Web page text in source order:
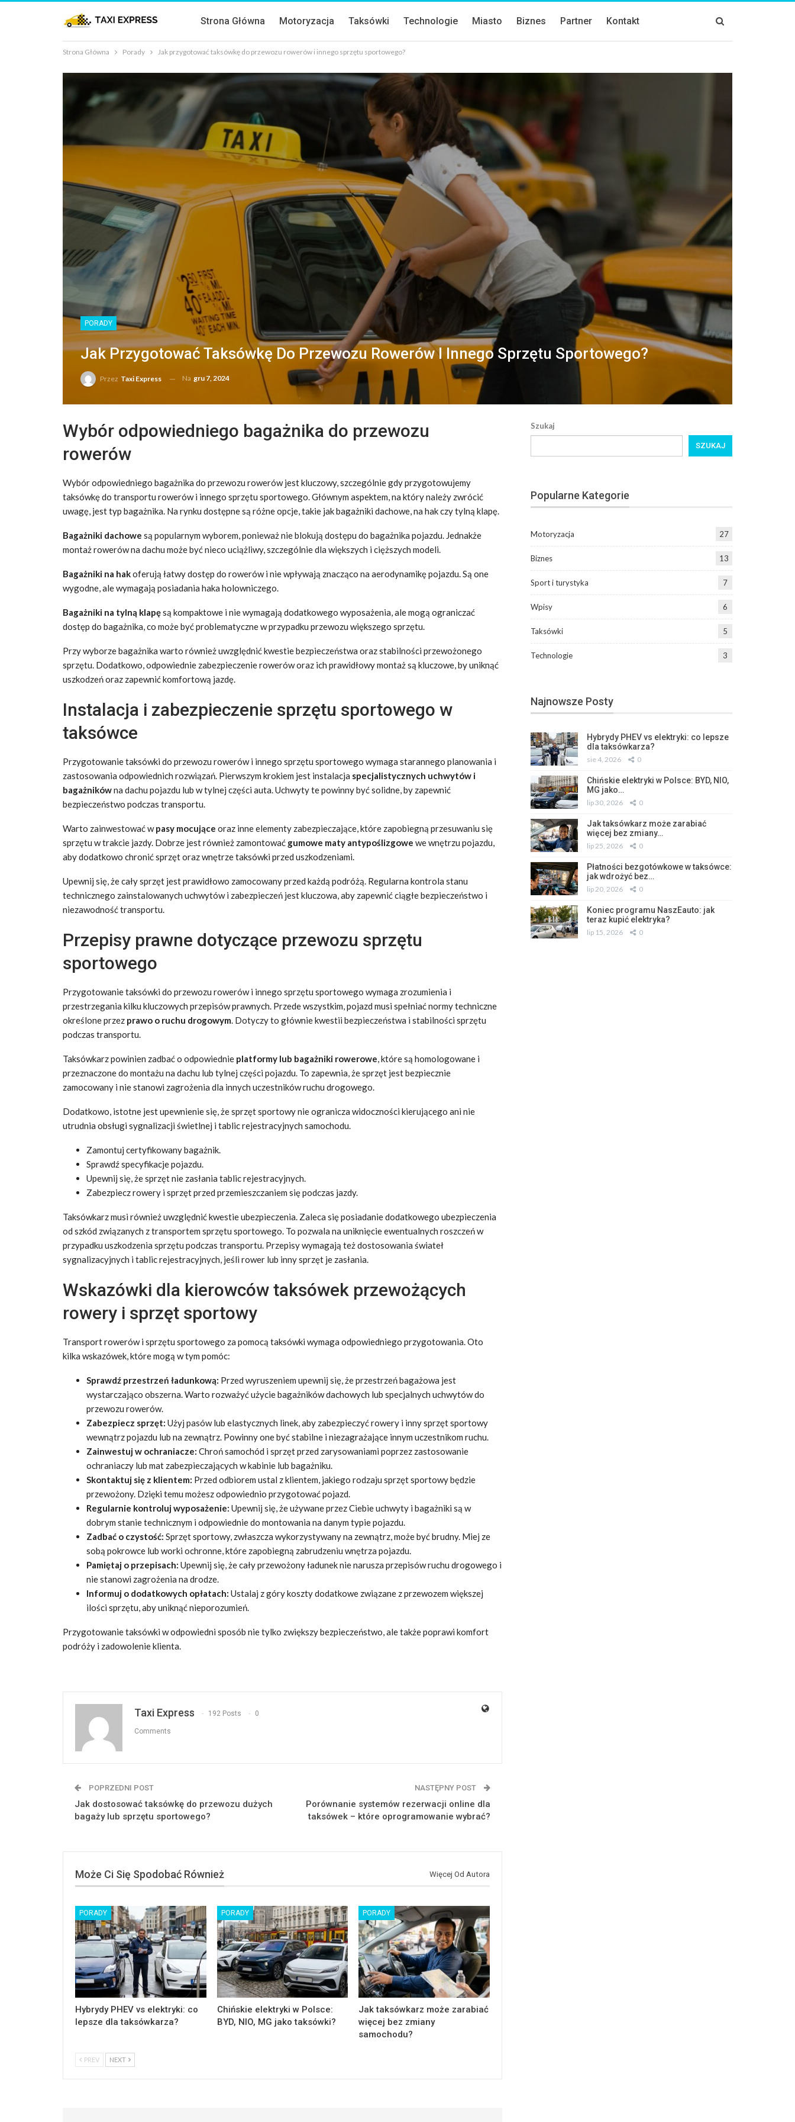
Strona Główna Motoryzacja Taksówki Technologie Miasto Biznes Partner Kontakt
Strona Główna Porady Jak przygotować taksówkę do przewozu rowerów i innego sprzętu sportowego?
PORADY
Jak Przygotować Taksówkę Do Przewozu Rowerów I Innego Sprzętu Sportowego?
Przez Taxi Express Na gru 7, 2024
Wybór odpowiedniego bagażnika do przewozu
rowerów
Wybór odpowiedniego bagażnika do przewozu rowerów jest kluczowy, szczególnie gdy przygotowujemy
taksówkę do transportu rowerów i innego sprzętu sportowego. Głównym aspektem, na który należy zwrócić
uwagę, jest typ bagażnika. Na rynku dostępne są różne opcje, takie jak bagażniki dachowe, na hak czy tylną klapę.
Bagażniki dachowe są popularnym wyborem, ponieważ nie blokują dostępu do bagażnika pojazdu. Jednakże
montaż rowerów na dachu może być nieco uciążliwy, szczególnie dla większych i cięższych modeli.
Bagażniki na hakoferują łatwy dostęp do rowerów i nie wpływają znacząco na aerodynamikę pojazdu. Są one
wygodne, ale wymagają posiadania haka holowniczego.
Bagażniki na tylną klapęsą kompaktowe i nie wymagają dodatkowego wyposażenia, ale mogą ograniczać
dostęp do bagażnika, co może być problematyczne w przypadku przewozu większego sprzętu.
Przy wyborze bagażnika warto również uwzględnić kwestie bezpieczeństwa oraz stabilności przewożonego
sprzętu. Dodatkowo, odpowiednie zabezpieczenie rowerów oraz ich prawidłowy montaż są kluczowe, by uniknąć
uszkodzeń oraz zapewnić komfortową jazdę.
Instalacja i zabezpieczenie sprzętu sportowego w
taksówce
Przygotowanie taksówki do przewozu rowerów i innego sprzętu sportowego wymaga starannego planowania i
zastosowania odpowiednich rozwiązań. Pierwszym krokiem jest instalacja specjalistycznych uchwytów i
bagażnikówna dachu pojazdu lub w tylnej części auta. Uchwyty te powinny być solidne, by zapewnić
bezpieczeństwo podczas transportu.
Warto zainwestować wpasy mocujące oraz inne elementy zabezpieczające, które zapobiegną przesuwaniu się
sprzętu w trakcie jazdy. Dobrze jest również zamontować gumowe maty antypoślizgowe we wnętrzu pojazdu,
aby dodatkowo chronić sprzęt oraz wnętrze taksówki przed uszkodzeniami.
Upewnij się, że cały sprzęt jest prawidłowo zamocowany przed każdą podróżą. Regularna kontrola stanu
technicznego zainstalowanych uchwytów i zabezpieczeń jest kluczowa, aby zapewnić ciągłe bezpieczeństwo i
niezawodność transportu.
Przepisy prawne dotyczące przewozu sprzętu
sportowego
Przygotowanie taksówki do przewozu rowerów i innego sprzętu sportowego wymaga zrozumienia i
przestrzegania kilku kluczowych przepisów prawnych. Przede wszystkim, pojazd musi spełniać normy techniczne
określone przez prawo o ruchu drogowym. Dotyczy to głównie kwestii bezpieczeństwa i stabilności sprzętu
podczas transportu.
Taksówkarz powinien zadbać o odpowiednie platformy lub bagażniki rowerowe, które są homologowane i
przeznaczone do montażu na dachu lub tylnej części pojazdu. To zapewnia, że sprzęt jest bezpiecznie
zamocowany i nie stanowi zagrożenia dla innych uczestników ruchu drogowego.
Dodatkowo, istotne jest upewnienie się, że sprzęt sportowy nie ogranicza widoczności kierującego ani nie
utrudnia obsługi sygnalizacji świetlnej i tablic rejestracyjnych samochodu.
Zamontuj certyfikowany bagażnik.
Sprawdź specyfikacje pojazdu.
Upewnij się, że sprzęt nie zasłania tablic rejestracyjnych.
Zabezpiecz rowery i sprzęt przed przemieszczaniem się podczas jazdy.
Taksówkarz musi również uwzględnić kwestie ubezpieczenia. Zaleca się posiadanie dodatkowego ubezpieczenia
od szkód związanych z transportem sprzętu sportowego. To pozwala na uniknięcie ewentualnych roszczeń w
przypadku uszkodzenia sprzętu podczas transportu. Przepisy wymagają też dostosowania świateł
sygnalizacyjnych i tablic rejestracyjnych, jeśli rower lub inny sprzęt je zasłania.
Wskazówki dla kierowców taksówek przewożących
rowery i sprzęt sportowy
Transport rowerów i sprzętu sportowego za pomocą taksówki wymaga odpowiedniego przygotowania. Oto
kilka wskazówek, które mogą w tym pomóc:
Sprawdź przestrzeń ładunkową: Przed wyruszeniem upewnij się, że przestrzeń bagażowa jest
wystarczająco obszerna. Warto rozważyć użycie bagażników dachowych lub specjalnych uchwytów do
przewozu rowerów.
Zabezpiecz sprzęt: Użyj pasów lub elastycznych linek, aby zabezpieczyć rowery i inny sprzęt sportowy
wewnątrz pojazdu lub na zewnątrz. Powinny one być stabilne i niezagrażające innym uczestnikom ruchu.
Zainwestuj w ochraniacze: Chroń samochód i sprzęt przed zarysowaniami poprzez zastosowanie
ochraniaczy lub mat zabezpieczających w kabinie lub bagażniku.
Skontaktuj się z klientem: Przed odbiorem ustal z klientem, jakiego rodzaju sprzęt sportowy będzie
przewożony. Dzięki temu możesz odpowiednio przygotować pojazd.
Regularnie kontroluj wyposażenie: Upewnij się, że używane przez Ciebie uchwyty i bagażniki są w
dobrym stanie technicznym i odpowiednie do montowania na danym typie pojazdu.
Zadbać o czystość: Sprzęt sportowy, zwłaszcza wykorzystywany na zewnątrz, może być brudny. Miej ze
sobą pokrowce lub worki ochronne, które zapobiegną zabrudzeniu wnętrza pojazdu.
Pamiętaj o przepisach: Upewnij się, że cały przewożony ładunek nie narusza przepisów ruchu drogowego i
nie stanowi zagrożenia na drodze.
Informuj o dodatkowych opłatach: Ustalaj z góry koszty dodatkowe związane z przewozem większej
ilości sprzętu, aby uniknąć nieporozumień.
Przygotowanie taksówki w odpowiedni sposób nie tylko zwiększy bezpieczeństwo, ale także poprawi komfort
podróży i zadowolenie klienta.
Taxi Express 192 Posts 0
Comments
POPRZEDNI POST
Jak dostosować taksówkę do przewozu dużych
bagaży lub sprzętu sportowego?
NASTĘPNY POST
Porównanie systemów rezerwacji online dla
taksówek – które oprogramowanie wybrać?
Może Ci Się Spodobać Również Więcej Od Autora
PORADY
Hybrydy PHEV vs elektryki: co
lepsze dla taksówkarza?
PORADY
Chińskie elektryki w Polsce:
BYD, NIO, MG jako taksówki?
PORADY
Jak taksówkarz może zarabiać
więcej bez zmiany
samochodu?
PREV NEXT
Szukaj
SZUKAJ
Popularne Kategorie
Motoryzacja 27
Biznes 13
Sport i turystyka 7
Wpisy 6
Taksówki 5
Technologie 3
Najnowsze Posty
Hybrydy PHEV vs elektryki: co lepsze
dla taksówkarza?
sie 4, 2026 0
Chińskie elektryki w Polsce: BYD, NIO,
MG jako…
lip 30, 2026 0
Jak taksówkarz może zarabiać
więcej bez zmiany…
lip 25, 2026 0
Płatności bezgotówkowe w taksówce:
jak wdrożyć bez…
lip 20, 2026 0
Koniec programu NaszEauto: jak
teraz kupić elektryka?
lip 15, 2026 0